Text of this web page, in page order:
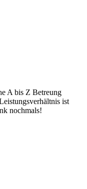
A bis Z Betreung
ist
nochmals!